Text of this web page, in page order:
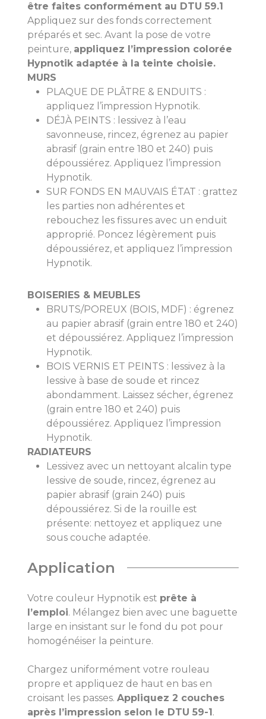
être faites conformément au DTU 59.1
Appliquez sur des fonds correctement
préparés et sec. Avant la pose de votre
peinture, appliquez l’impression colorée
Hypnotik adaptée à la teinte choisie.
MURS
PLAQUE DE PLÂTRE & ENDUITS :
appliquez l’impression Hypnotik.
DÉJÀ PEINTS : lessivez à l’eau
savonneuse, rincez, égrenez au papier
abrasif (grain entre 180 et 240) puis
dépoussiérez. Appliquez l’impression
Hypnotik.
SUR FONDS EN MAUVAIS ÉTAT : grattez
les parties non adhérentes et
rebouchez les fissures avec un enduit
approprié. Poncez légèrement puis
dépoussiérez, et appliquez l’impression
Hypnotik.
BOISERIES & MEUBLES
BRUTS/POREUX (BOIS, MDF) : égrenez
au papier abrasif (grain entre 180 et 240)
et dépoussiérez. Appliquez l’impression
Hypnotik.
BOIS VERNIS ET PEINTS : lessivez à la
lessive à base de soude et rincez
abondamment. Laissez sécher, égrenez
(grain entre 180 et 240) puis
dépoussiérez. Appliquez l’impression
Hypnotik.
RADIATEURS
Lessivez avec un nettoyant alcalin type
lessive de soude, rincez, égrenez au
papier abrasif (grain 240) puis
dépoussiérez. Si de la rouille est
présente: nettoyez et appliquez une
sous couche adaptée.
Application
Votre couleur Hypnotik est prête à
l’emploi. Mélangez bien avec une baguette
large en insistant sur le fond du pot pour
homogénéiser la peinture.
Chargez uniformément votre rouleau
propre et appliquez de haut en bas en
croisant les passes. Appliquez 2 couches
après l’impression selon le DTU 59-1 .